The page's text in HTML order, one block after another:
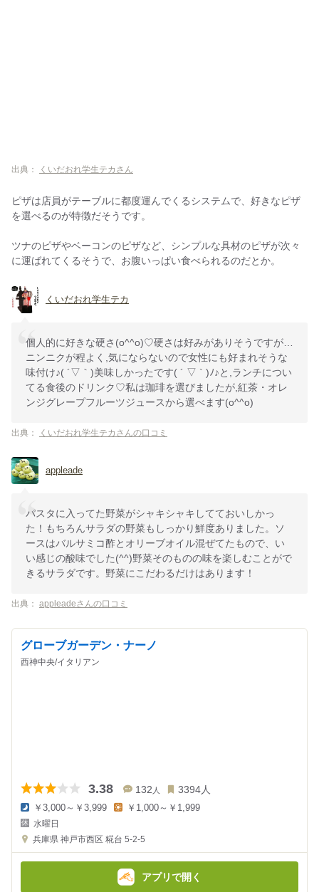
出典： くいだおれ学生テカさん
ピザは店員がテーブルに都度運んでくるシステムで、好きなピザ
を選べるのが特徴だそうです。
ツナのピザやベーコンのピザなど、シンプルな具材のピザが次々
に運ばれてくるそうで、お腹いっぱい食べられるのだとか。
くいだおれ学生テカ
個人的に好きな硬さ(o^^o)♡硬さは好みがありそうですが…
ニンニクが程よく,気にならないので女性にも好まれそうな
味付け♪( ´▽｀)美味しかったです( ´ ▽ ` )ﾉ♪と,ランチについ
てる食後のドリンク♡私は珈琲を選びましたが,紅茶・オレ
ンジグレープフルーツジュースから選べます(o^^o)
出典： くいだおれ学生テカさんの口コミ
appleade
パスタに入ってた野菜がシャキシャキしてておいしかっ
た！もちろんサラダの野菜もしっかり鮮度ありました。ソ
ースはバルサミコ酢とオリーブオイル混ぜてたもので、い
い感じの酸味でした(^^)野菜そのものの味を楽しむことがで
きるサラダです。野菜にこだわるだけはあります！
出典： appleadeさんの口コミ
グローブガーデン・ナーノ
西神中央/イタリアン
3.38 132 人 3394人
夜
の
金
￥3,000～￥3,999
金
額
￥1,000～￥1,999
水曜日
兵庫県 神戸市西区 糀台 5-2-5
アプリで開く